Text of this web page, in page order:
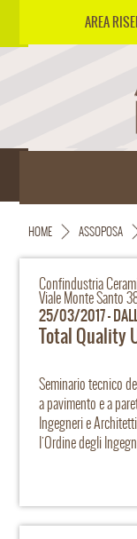
AREA
HOME ASSOPOSA
Confindustria
Viale Monte Santo
25/03/2017 -
Total Quality
Seminario tecnico
a pavimento e a
Ingegneri e
l'Ordine degli